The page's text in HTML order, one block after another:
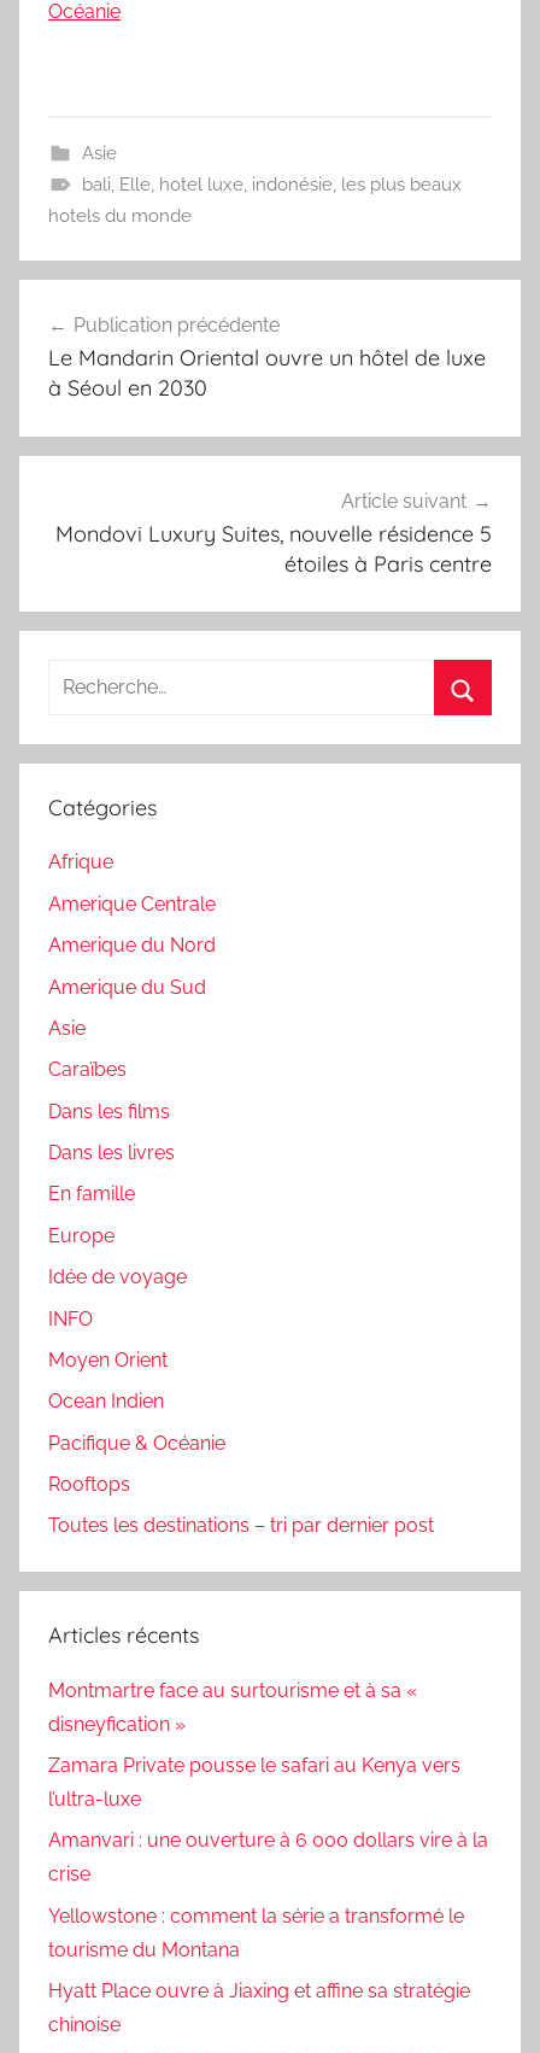
Océanie
Asie
bali, Elle, hotel luxe, indonésie, les plus beaux
hotels du monde
de
l’article
Publication précédente
Le Mandarin Oriental ouvre un hôtel de luxe
à Séoul en 2030
Article suivant
Mondovi Luxury Suites, nouvelle résidence 5
étoiles à Paris centre
Recherche
:
Catégories
Afrique
Amerique Centrale
Amerique du Nord
Amerique du Sud
Asie
Caraïbes
Dans les films
Dans les livres
En famille
Europe
Idée de voyage
INFO
Moyen Orient
Ocean Indien
Pacifique & Océanie
Rooftops
Toutes les destinations – tri par dernier post
Articles récents
Montmartre face au surtourisme et à sa «
disneyfication »
Zamara Private pousse le safari au Kenya vers
l’ultra-luxe
Amanvari : une ouverture à 6 000 dollars vire à la
crise
Yellowstone : comment la série a transformé le
tourisme du Montana
Hyatt Place ouvre à Jiaxing et affine sa stratégie
chinoise